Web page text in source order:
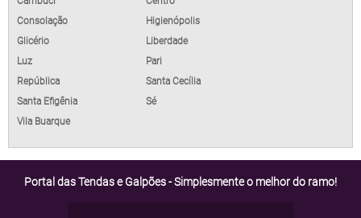
Consolação
Higienópolis
Glicério
Liberdade
Luz
Pari
República
Santa Cecília
Santa Efigênia
Sé
Vila Buarque
Portal das Tendas e Galpões - Simplesmente o melhor do ramo!